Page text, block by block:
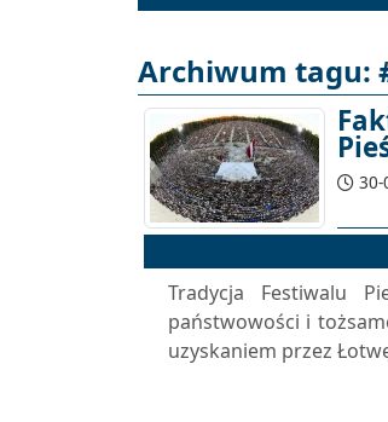
Archiwum tagu:
30-
Tradycja Festiwalu
państwowości i
uzyskaniem przez